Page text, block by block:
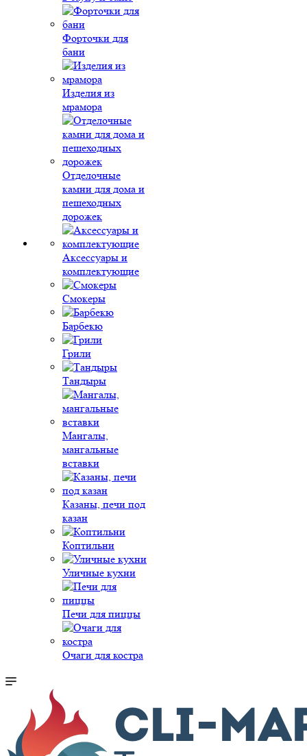
Форточки для
бани
Изделия из
мрамора
Отделочные
камни для дома и
пешеходных
дорожек
Аксессуары и
комплектующие
Смокеры
Барбекю
Грили
Тандыры
Мангалы,
мангальные
вставки
Казаны, печи под
казан
Коптильни
Уличные кухни
Печи для пиццы
Очаги для костра